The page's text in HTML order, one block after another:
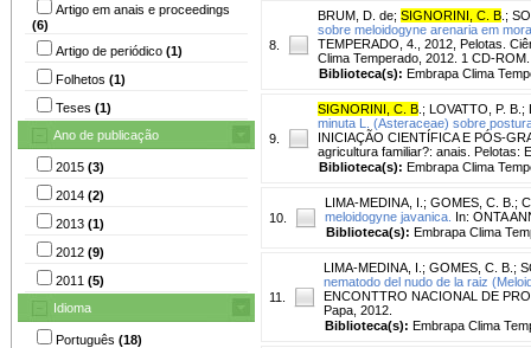
Artigo em anais e proceedings
(6)
Artigo de periódico (1)
Folhetos (1)
Teses (1)
Ano de publicação
2015 (3)
2014 (2)
2013 (1)
2012 (9)
2011 (5)
Idioma
Português (18)
8.
BRUM, D. de; SIGNORINI, C. B ;
sobre meloidogyne arenaria em
TEMPERADO, 4., 2012, Pelotas.
Clima Temperado, 2012. 1 CD-ROM.
Biblioteca(s): Embrapa Clima
9.
SIGNORINI, C. B ; LOVATTO, P. B. ;
minuta L. (Asteraceae) sobre
INICIAÇÃO CIENTÍFICA E PÓS-
agricultura familiar?: anais. Pelotas:
Biblioteca(s): Embrapa Clima
10.
LIMA-MEDINA, I. ; GOMES, C. B. ;
meloidogyne javanica. In: ONTA
Biblioteca(s): Embrapa Clima
11.
LIMA-MEDINA, I. ; GOMES, C. B. ;
nematodo del nudo de la raiz
ENCONTTRO NACIONAL DE
Papa, 2012.
Biblioteca(s): Embrapa Clima